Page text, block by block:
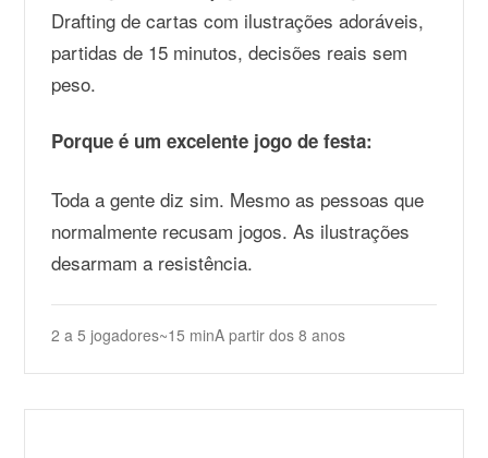
Drafting de cartas com ilustrações adoráveis,
partidas de 15 minutos, decisões reais sem
peso.
Porque é um excelente jogo de festa:
Toda a gente diz sim. Mesmo as pessoas que
normalmente recusam jogos. As ilustrações
desarmam a resistência.
2 a 5 jogadores~15 minA partir dos 8 anos